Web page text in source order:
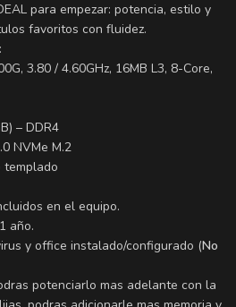
para empezar: potencia, estilo y
favoritos con fluidez.
3.80 / 4.60GHz, 16MB L3, 8-Core,
– DDR4
NVMe M.2
templado
en el equipo.
año.
y office instalado/configurado (No
potenciarlo mas adelante con la